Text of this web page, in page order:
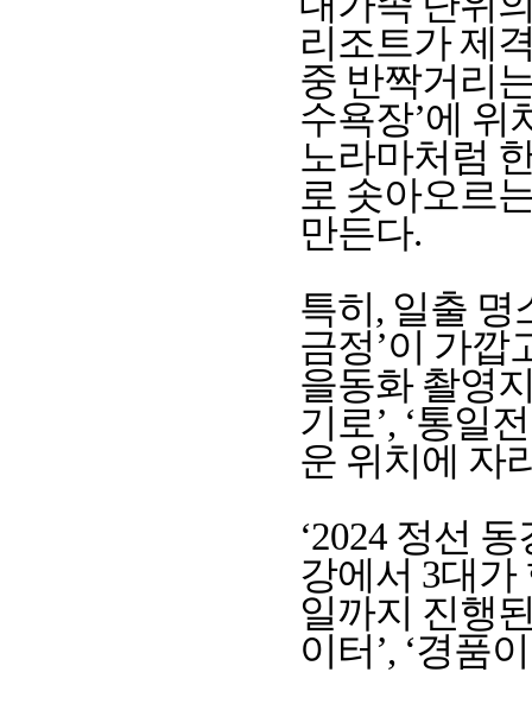
리조트가 제
중 반짝거리
수욕장’에 위
노라마처럼
로 솟아오르
만든다.
특히, 일출 명
금정’이 가깝
을동화 촬영
기로’, ‘통일
운 위치에 자
‘2024 정선
강에서 3대가
일까지 진행
이터’, ‘경품